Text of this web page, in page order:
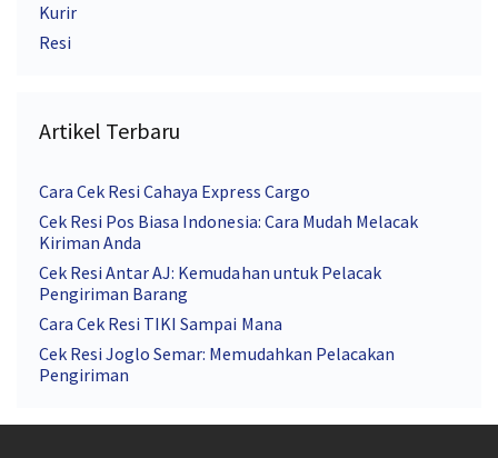
Kurir
Resi
Artikel Terbaru
Cara Cek Resi Cahaya Express Cargo
Cek Resi Pos Biasa Indonesia: Cara Mudah Melacak
Kiriman Anda
Cek Resi Antar AJ: Kemudahan untuk Pelacak
Pengiriman Barang
Cara Cek Resi TIKI Sampai Mana
Cek Resi Joglo Semar: Memudahkan Pelacakan
Pengiriman